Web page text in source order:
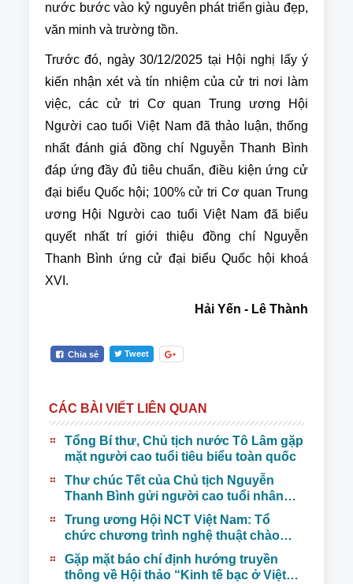
nước bước vào kỷ nguyên phát triển giàu đẹp,
văn minh và trường tồn.
Trước đó, ngày 30/12/2025 tại Hội nghị lấy ý
kiến nhận xét và tín nhiệm của cử tri nơi làm
việc, các cử tri Cơ quan Trung ương Hội
Người cao tuổi Việt Nam đã thảo luận, thống
nhất đánh giá đồng chí Nguyễn Thanh Bình
đáp ứng đầy đủ tiêu chuẩn, điều kiện ứng cử
đại biểu Quốc hội; 100% cử tri Cơ quan Trung
ương Hội Người cao tuổi Việt Nam đã biểu
quyết nhất trí giới thiệu đồng chí Nguyễn
Thanh Bình ứng cử đại biểu Quốc hội khoá
XVI.
Hải Yến - Lê Thành
Chia sẻ Tweet
CÁC BÀI VIẾT LIÊN QUAN
Tổng Bí thư, Chủ tịch nước Tô Lâm gặp
mặt người cao tuổi tiêu biểu toàn quốc
Thư chúc Tết của Chủ tịch Nguyễn
Thanh Bình gửi người cao tuổi nhân
nhịp Xuân Bính Ngọ 2026
Trung ương Hội NCT Việt Nam: Tổ
chức chương trình nghệ thuật chào
mừng thành công Đại hộiXIV của đảng,
biểu dương NCT tiêu biểu trong các
Gặp mặt báo chí định hướng truyền
thông về Hội thảo “Kinh tế bạc ở Việt